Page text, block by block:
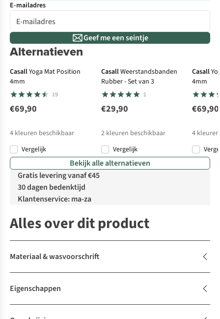
E-mailadres
Geef me een seintje
Alternatieven
CasallYoga Mat Position
4mm
19
€69,90
4 kleuren beschikbaar
Vergelijk
CasallWeerstandsbanden
Rubber - Set van 3
1
€29,90
2 kleuren beschikbaar
Vergelijk
Casall
4mm
€69,90
4
Bekijk alle alternatieven
Gratis levering vanaf €45
30 dagen bedenktijd
Klantenservice: ma-za
Alles over dit product
Materiaal & wasvoorschrift
Eigenschappen